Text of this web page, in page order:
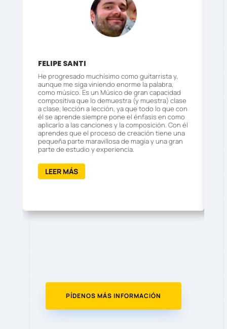
FELIPE SANTI
He progresado muchísimo como guitarrista y,
aunque me siga viniendo enorme la palabra,
como músico. Es un Músico de gran capacidad
compositiva que lo demuestra (y muestra) clase
a clase, lección a lección, ya que todo lo que con
él se aprende siempre pone el énfasis en como
aplicarlo a las canciones y la composición. Con él
aprendes que el proceso de creación tiene una
pequeña parte maravillosa de magia y una gran
parte de estudio y experiencia.
LEER MÁS
PÍDENOS MÁS INFORMACIÓN